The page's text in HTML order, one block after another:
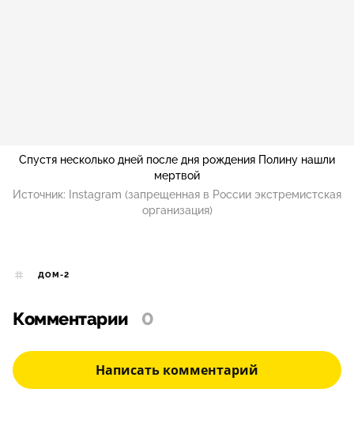
Спустя несколько дней после дня рождения Полину нашли
мертвой
Источник:
Instagram (запрещенная в России экстремистская
организация)
ДОМ-2
Комментарии 0
Написать комментарий